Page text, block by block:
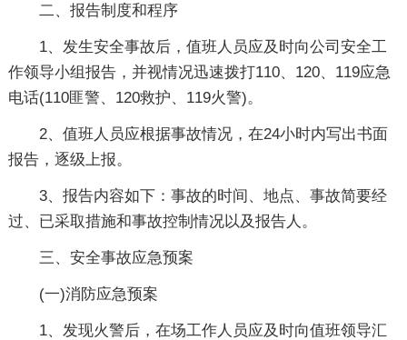
二、报告制度和程序
1、发生安全事故后，值班人员应及时向公司安全工
作领导小组报告，并视情况迅速拨打110、120、119应急
电话(110匪警、120救护、119火警)。
2、值班人员应根据事故情况，在24小时内写出书面
报告，逐级上报。
3、报告内容如下：事故的时间、地点、事故简要经
过、已采取措施和事故控制情况以及报告人。
三、安全事故应急预案
(一)消防应急预案
1、发现火警后，在场工作人员应及时向值班领导汇